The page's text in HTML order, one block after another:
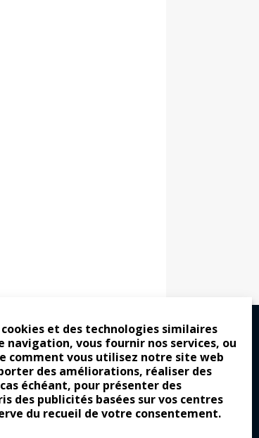
et des technologies similaires
vous fournir nos services, ou
comment vous utilisez notre site web
des améliorations, réaliser des
échéant, pour présenter des
des publicités basées sur vos centres
du recueil de votre consentement.
vrais
la légèreté
?